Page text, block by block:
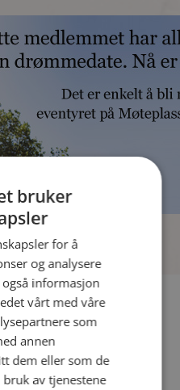
bruker
for å
og analysere
informasjon
vårt med våre
som
annen
dem eller som de
av tjenestene